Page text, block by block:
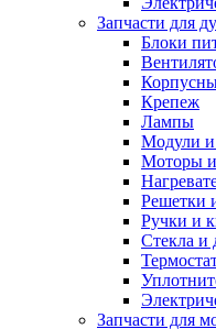
Запчасти для
Блоки
Крепеж
Лампы
Модули и
Моторы и
Решетки
Ручки и
Стекла и
Запчасти для